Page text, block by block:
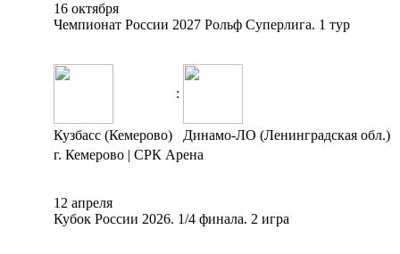
16 октября
Чемпионат России 2027 Рольф Суперлига. 1 тур
:
Кузбасс (Кемерово)
Динамо-ЛО (Ленинградская обл.)
г. Кемерово | СРК Арена
12 апреля
Кубок России 2026. 1/4 финала. 2 игра